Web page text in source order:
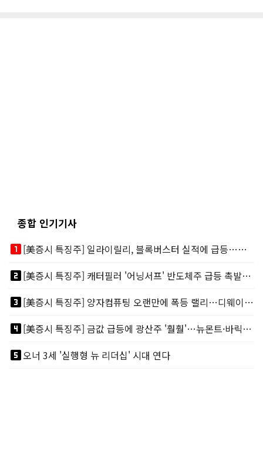
종합 인기기사
looks_one
[美증시 특징주] 일라이릴리, 블록버스터 실적에 급등…마운자로 매출 폭발
looks_two
[美증시 특징주] 캐터필러 '어닝서프' 반도체주 급등 촉발…"AI 데이터센터 건설 강력"
looks_3
[美증시 특징주] 양자컴퓨팅 오랜만에 폭등 랠리…디웨이브·아이온큐 주도
looks_4
[美증시 특징주] 금값 급등에 광산주 '훨훨'…뉴몬트·바릭마이닝 주도
looks_5오너 3세 '실행형 뉴 리더십' 시대 연다